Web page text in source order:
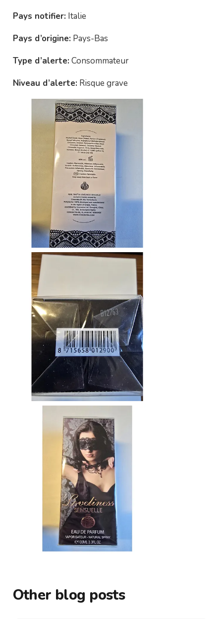
Pays notifier: Italie
Pays d’origine: Pays-Bas
Type d’alerte: Consommateur
Niveau d’alerte: Risque grave
Other blog posts